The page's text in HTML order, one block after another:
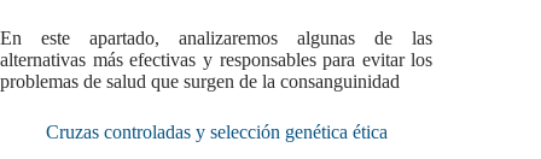
En este apartado, analizaremos algunas de las
alternativas más efectivas y responsables para evitar los
problemas de salud que surgen de la consanguinidad
Cruzas controladas y selección genética ética